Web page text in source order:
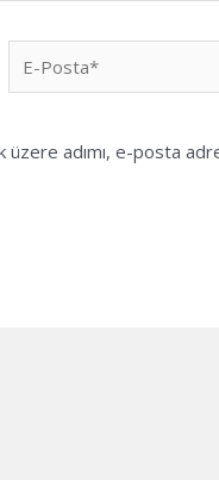
Posta*
üzere adımı, e-posta